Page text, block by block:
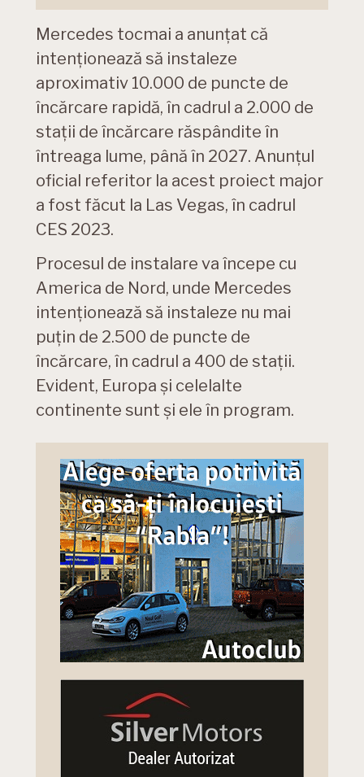
Mercedes tocmai a anunțat că
intenționează să instaleze
aproximativ 10.000 de puncte de
încărcare rapidă, în cadrul a 2.000 de
stații de încărcare răspândite în
întreaga lume, până în 2027. Anunțul
oficial referitor la acest proiect major
a fost făcut la Las Vegas, în cadrul
CES 2023.
Procesul de instalare va începe cu
America de Nord, unde Mercedes
intenționează să instaleze nu mai
puțin de 2.500 de puncte de
încărcare, în cadrul a 400 de stații.
Evident, Europa și celelalte
continente sunt și ele în program.